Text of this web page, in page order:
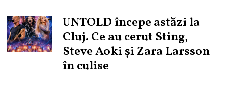
UNTOLD începe astăzi la
Cluj. Ce au cerut Sting,
Steve Aoki și Zara Larsson
în culise